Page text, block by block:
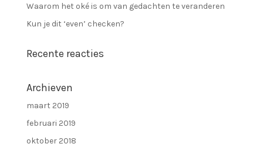
Waarom het oké is om van gedachten te veranderen
Kun je dit ‘even’ checken?
Recente reacties
Archieven
maart 2019
februari 2019
oktober 2018